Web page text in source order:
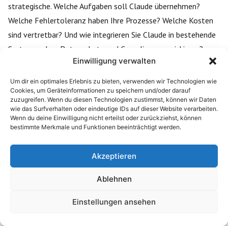
Einwilligung verwalten
Um dir ein optimales Erlebnis zu bieten, verwenden wir Technologien wie
Cookies, um Geräteinformationen zu speichern und/oder darauf
zuzugreifen. Wenn du diesen Technologien zustimmst, können wir Daten
wie das Surfverhalten oder eindeutige IDs auf dieser Website verarbeiten.
Wenn du deine Einwilligung nicht erteilst oder zurückziehst, können
bestimmte Merkmale und Funktionen beeinträchtigt werden.
Akzeptieren
Ablehnen
Einstellungen ansehen
strategische. Welche Aufgaben soll Claude übernehmen?
Welche Fehlertoleranz haben Ihre Prozesse? Welche Kosten
sind vertretbar? Und wie integrieren Sie Claude in bestehende
Systeme, ohne Datenschutz und Compliance zu riskieren?
von der Modellauswahl über die technische Integration bis zur
KI-Schulung der Mitarbeitenden. Mit 25+ umgesetzten KI-
Projekten und 700+ durchgeführten Seminaren wissen wir,
welche Modelle in der Praxis liefern.
Sprechen Sie mit uns – unverbindlich und konkret.
Warum diese Inhalte vertrauenswürdig